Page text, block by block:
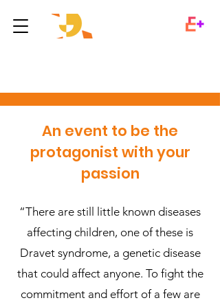
An event to be the
protagonist with your
passion
“There are still little known diseases
affecting children, one of these is
Dravet syndrome, a genetic disease
that could affect anyone. To fight the
commitment and effort of a few are